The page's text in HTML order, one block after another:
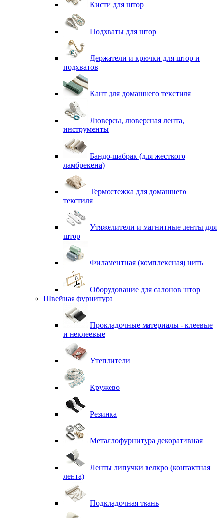
Кисти для штор
Подхваты для штор
Держатели и крючки для штор и
подхватов
Кант для домашнего текстиля
Люверсы, люверсная лента,
инструменты
Бандо-шабрак (для жесткого
ламбрекена)
Термостежка для домашнего
текстиля
Утяжелители и магнитные ленты для
штор
Филаментная (комплексная) нить
Оборудование для салонов штор
Швейная фурнитура
Прокладочные материалы - клеевые
и неклеевые
Утеплители
Кружево
Резинка
Металлофурнитура декоративная
Ленты липучки велкро (контактная
лента)
Подкладочная ткань